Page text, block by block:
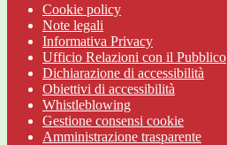
Cookie policy
Note legali
Informativa Privacy
Ufficio Relazioni con il Pubblico
Dichiarazione di accessibilità
Obiettivi di accessibilità
Whistleblowing
Gestione consensi cookie
Amministrazione trasparente